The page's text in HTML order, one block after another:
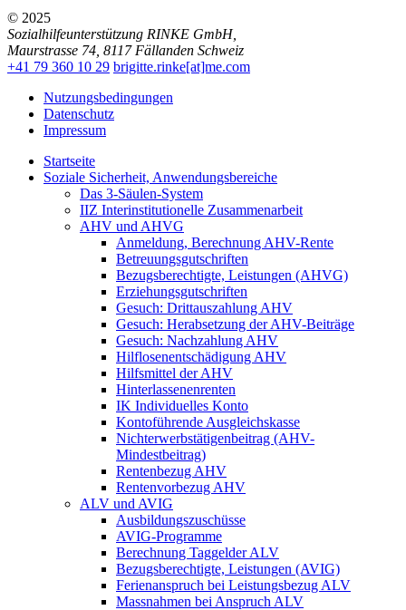
© 2025
Sozialhilfeunterstützung RINKE GmbH,
Maurstrasse 74 8117 Fällanden Schweiz
+41 79 360 10 29 brigitte.rinke[at]me.com
Nutzungsbedingungen
Datenschutz
Impressum
Startseite
Soziale Sicherheit, Anwendungsbereiche
Das 3-Säulen-System
IIZ Interinstitutionelle Zusammenarbeit
AHV und AHVG
Anmeldung, Berechnung AHV-Rente
Betreuungsgutschriften
Bezugsberechtigte, Leistungen (AHVG)
Erziehungsgutschriften
Gesuch: Drittauszahlung AHV
Gesuch: Herabsetzung der AHV-Beiträge
Gesuch: Nachzahlung AHV
Hilflosenentschädigung AHV
Hilfsmittel der AHV
Hinterlassenenrenten
IK Individuelles Konto
Kontoführende Ausgleichskasse
Nichterwerbstätigenbeitrag (AHV-
Mindestbeitrag)
Rentenbezug AHV
Rentenvorbezug AHV
ALV und AVIG
Ausbildungszuschüsse
AVIG-Programme
Berechnung Taggelder ALV
Bezugsberechtigte, Leistungen (AVIG)
Ferienanspruch bei Leistungsbezug ALV
Massnahmen bei Anspruch ALV